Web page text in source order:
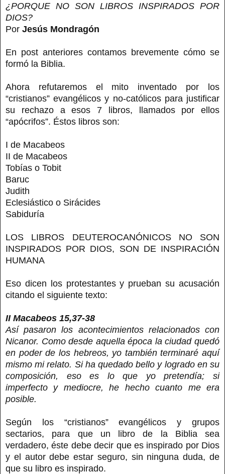
¿PORQUE NO SON LIBROS INSPIRADOS POR
DIOS?
Por Jesús Mondragón
En post anteriores contamos brevemente cómo se
formó la Biblia.
Ahora refutaremos el mito inventado por los
“cristianos” evangélicos y no-católicos para justificar
su rechazo a esos 7 libros, llamados por ellos
“apócrifos”. Éstos libros son:
I de Macabeos
II de Macabeos
Tobías o Tobit
Baruc
Judith
Eclesiástico o Sirácides
Sabiduría
LOS LIBROS DEUTEROCANÓNICOS NO SON
INSPIRADOS POR DIOS, SON DE INSPIRACIÓN
HUMANA
Eso dicen los protestantes y prueban su acusación
citando el siguiente texto:
II Macabeos 15,37-38
Así pasaron los acontecimientos relacionados con
Nicanor. Como desde aquella época la ciudad quedó
en poder de los hebreos, yo también terminaré aquí
mismo mi relato. Si ha quedado bello y logrado en su
composición, eso es lo que yo pretendía; si
imperfecto y mediocre, he hecho cuanto me era
posible.
Según los “cristianos” evangélicos y grupos
sectarios, para que un libro de la Biblia sea
verdadero, éste debe decir que es inspirado por Dios
y el autor debe estar seguro, sin ninguna duda, de
que su libro es inspirado.